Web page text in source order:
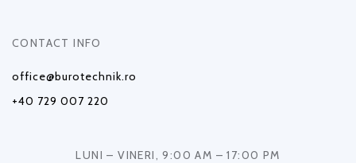
CONTACT INFO
office@burotechnik.ro
+40 729 007 220
LUNI – VINERI, 9:00 AM – 17:00 PM